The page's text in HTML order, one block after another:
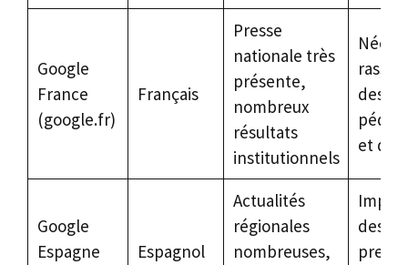
Google
France
(google.fr)
Français
Presse
nationale très
présente,
nombreux
résultats
institutionnels
des
et des
Google
Espagne
Espagnol
Actualités
régionales
nombreuses,
des